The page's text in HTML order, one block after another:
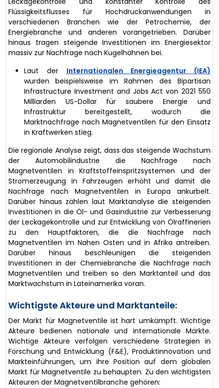
Flüssigkeitsflusses für Hochdruckanwendungen in
verschiedenen Branchen wie der Petrochemie, der
Energiebranche und anderen vorangetrieben. Darüber
hinaus tragen steigende Investitionen im Energiesektor
massiv zur Nachfrage nach Kugelhähnen bei.
Laut der Internationalen Energieagentur (IEA)
wurden beispielsweise im Rahmen des Bipartisan
Infrastructure Investment and Jobs Act von 2021 550
Milliarden US-Dollar für saubere Energie und
Infrastruktur bereitgestellt, wodurch die
Marktnachfrage nach Magnetventilen für den Einsatz
in Kraftwerken stieg.
Die regionale Analyse zeigt, dass das steigende Wachstum
der Automobilindustrie die Nachfrage nach
Magnetventilen in Kraftstoffeinspritzsystemen und der
Stromerzeugung in Fahrzeugen erhöht und damit die
Nachfrage nach Magnetventilen in Europa ankurbelt.
Darüber hinaus zählen laut Marktanalyse die steigenden
Investitionen in die Öl- und Gasindustrie zur Verbesserung
der Leckagekontrolle und zur Entwicklung von Ölraffinerien
zu den Hauptfaktoren, die die Nachfrage nach
Magnetventilen im Nahen Osten und in Afrika antreiben.
Darüber hinaus beschleunigen die steigenden
Investitionen in der Chemiebranche die Nachfrage nach
Magnetventilen und treiben so den Marktanteil und das
Marktwachstum in Lateinamerika voran.
Wichtigste Akteure und Marktanteile:
Der Markt für Magnetventile ist hart umkämpft. Wichtige
Akteure bedienen nationale und internationale Märkte.
Wichtige Akteure verfolgen verschiedene Strategien in
Forschung und Entwicklung (F&E), Produktinnovation und
Markteinführungen, um ihre Position auf dem globalen
Markt für Magnetventile zu behaupten. Zu den wichtigsten
Akteuren der Magnetventilbranche gehören: